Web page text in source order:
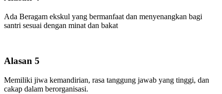
Ada Beragam ekskul yang bermanfaat dan menyenangkan bagi
santri sesuai dengan minat dan bakat
Alasan 5
Memiliki jiwa kemandirian, rasa tanggung jawab yang tinggi, dan
cakap dalam berorganisasi.